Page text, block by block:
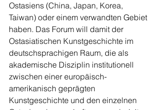
Ostasiens (China, Japan, Korea,
Taiwan) oder einem verwandten Gebiet
haben. Das Forum will damit der
Ostasiatischen Kunstgeschichte im
deutschsprachigen Raum, die als
akademische Disziplin institutionell
zwischen einer europäisch-
amerikanisch geprägten
Kunstgeschichte und den einzelnen